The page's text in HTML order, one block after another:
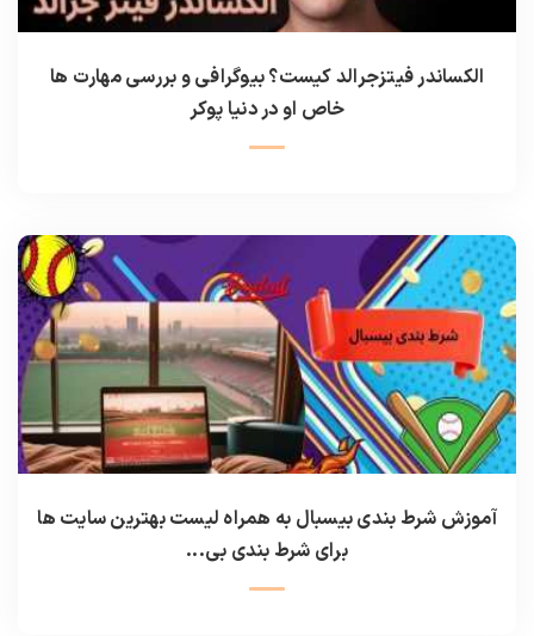
الکساندر فیتزجرالد کیست؟ بیوگرافی و بررسی مهارت ها
خاص او در دنیا پوکر
آموزش شرط بندی بیسبال به همراه لیست بهترین سایت ها
برای شرط بندی بی...